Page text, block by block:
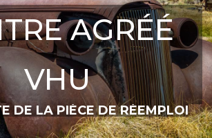
AGRÉÉ
VHU
DE LA PIÈCE DE RÉEMPLOI